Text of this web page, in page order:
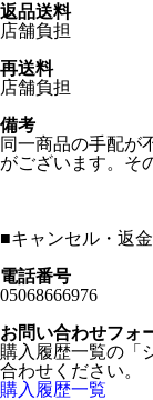
返品送料
店舗負担
再送料
店舗負担
備考
同一商品の手配が
がございます。そ
■キャンセル・返
電話番号
05068666976
お問い合わせフォ
購入履歴一覧の「
合わせください。
購入履歴一覧